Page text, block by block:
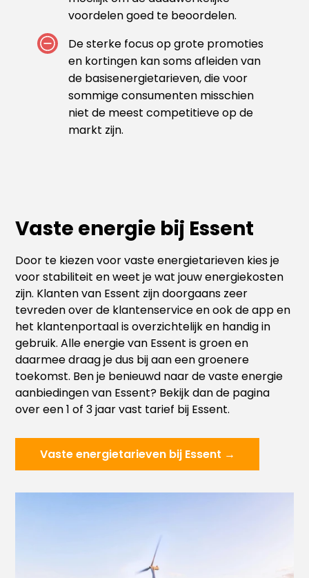
voordelen goed te beoordelen.
De sterke focus op grote promoties
en kortingen kan soms afleiden van
de basisenergietarieven, die voor
sommige consumenten misschien
niet de meest competitieve op de
markt zijn.
Vaste energie bij Essent
Door te kiezen voor vaste energietarieven kies je
voor stabiliteit en weet je wat jouw energiekosten
zijn. Klanten van Essent zijn doorgaans zeer
tevreden over de klantenservice en ook de app en
het klantenportaal is overzichtelijk en handig in
gebruik. Alle energie van Essent is groen en
daarmee draag je dus bij aan een groenere
toekomst. Ben je benieuwd naar de vaste energie
aanbiedingen van Essent? Bekijk dan de pagina
over een 1 of 3 jaar vast tarief bij Essent.
Vaste energietarieven bij Essent →